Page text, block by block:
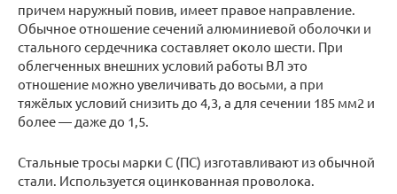
причем наружный повив, имеет правое направление.
Обычное отношение сечений алюминиевой оболочки и
стального сердечника составляет около шести. При
облегченных внешних условий работы ВЛ это
отношение можно увеличивать до восьми, а при
тяжёлых условий снизить до 4,3, а для сечении 185 мм2 и
более — даже до 1,5.
Стальные тросы марки С (ПС) изготавливают из обычной
стали. Используется оцинкованная проволока.